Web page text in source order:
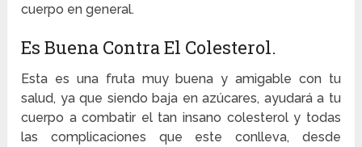
cuerpo en general.
Es Buena Contra El Colesterol.
Esta es una fruta muy buena y amigable con tu
salud, ya que siendo baja en azúcares, ayudará a tu
cuerpo a combatir el tan insano colesterol y todas
las complicaciones que este conlleva, desde